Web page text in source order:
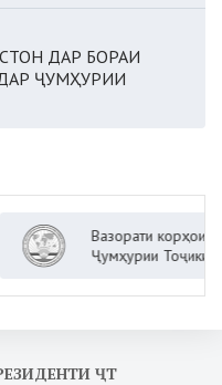
ДАР БОРАИ
ҶУМҲУРИИ
Вазорати корҳои хориҷии
Ҷумҳурии Тоҷикистон
ҶТ